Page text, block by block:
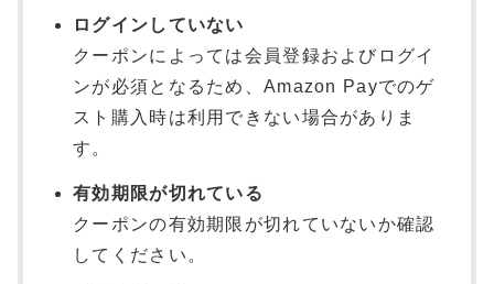
ログインしていない
クーポンによっては会員登録およびログイ
ンが必須となるため、Amazon Payでのゲ
スト購入時は利用できない場合がありま
す。
有効期限が切れている
クーポンの有効期限が切れていないか確認
してください。